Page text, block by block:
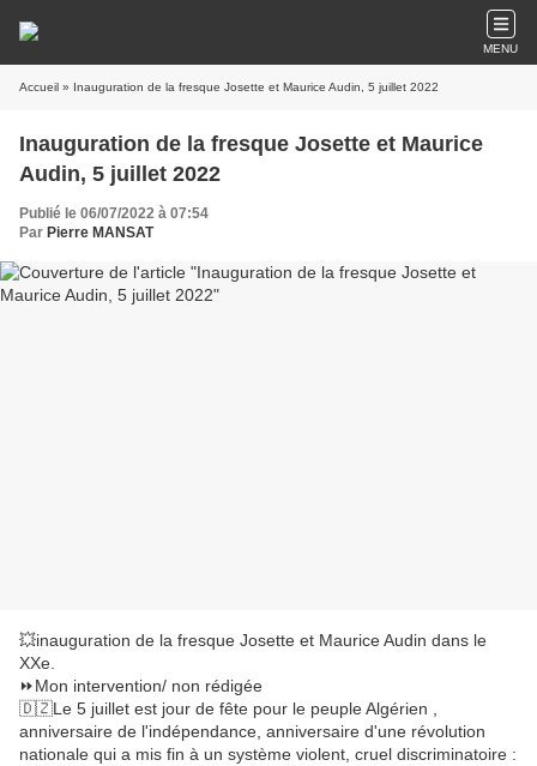
MENU
Accueil » Inauguration de la fresque Josette et Maurice Audin, 5 juillet 2022
Inauguration de la fresque Josette et Maurice
Audin, 5 juillet 2022
Publié le 06/07/2022 à 07:54
Par Pierre MANSAT
💥inauguration de la fresque Josette et Maurice Audin dans le
XXe.
⏩Mon intervention/ non rédigée
🇩🇿Le 5 juillet est jour de fête pour le peuple Algérien ,
anniversaire de l'indépendance, anniversaire d'une révolution
nationale qui a mis fin à un système violent, cruel discriminatoire :